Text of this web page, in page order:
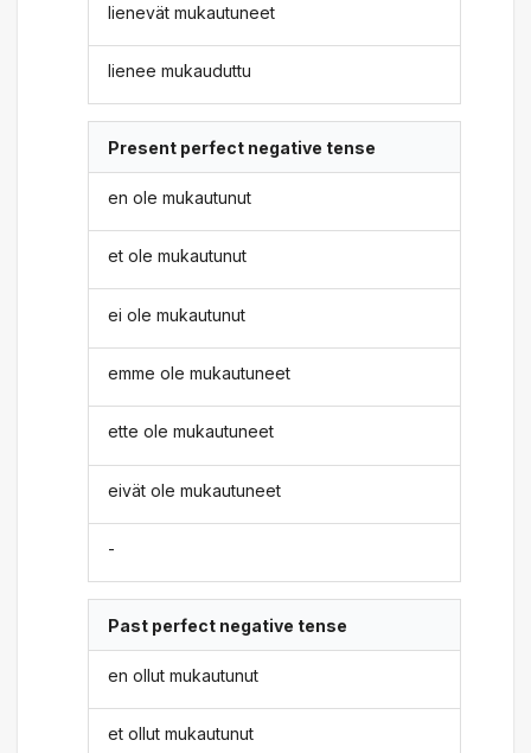
lienevät mukautuneet
lienee mukauduttu
Present perfect negative tense
en ole mukautunut
et ole mukautunut
ei ole mukautunut
emme ole mukautuneet
ette ole mukautuneet
eivät ole mukautuneet
-
Past perfect negative tense
en ollut mukautunut
et ollut mukautunut